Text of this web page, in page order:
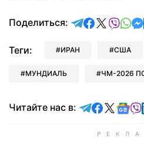
Поделиться: отправить в
Теги: ИРАН США
МУНДИАЛЬ ЧМ-2026
Читайте нас в: Читайте в
Читайте